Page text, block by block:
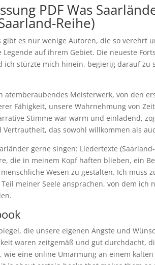
PDF Was
Reihe)
gibt es nur wenige Autoren, die so verehrt
auf ihrem Gebiet. Die neueste
ich stürzte mich hinein, begierig darauf zu
atemberaubendes Meisterwerk, von den
Fähigkeit, unsere Wahrnehmung von
Stimme war warm und einladend,
Vertrautheit, das sowohl willkommen als
gerne singen: Liedertexte
die in meinem Kopf haften blieben, ein
Wesen zu gestalten. Ich muss
meiner Seele ansprachen, von dem ich
die unsere eigenen Ängste und
waren zeitgemäß und gut durchdacht,
wie eine online Umarmung an einem